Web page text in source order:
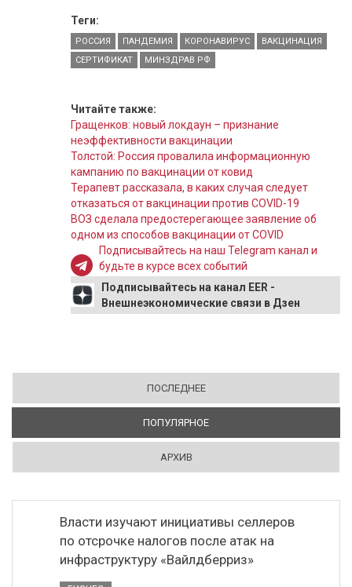
Теги:
РОССИЯ ПАНДЕМИЯ КОРОНАВИРУС
ВАКЦИНАЦИЯ
СЕРТИФИКАТ
МИНЗДРАВ РФ
Читайте также:
Гращенков: новый локдаун – признание
неэффективности вакцинации
Толстой: Россия провалила информационную
кампанию по вакцинации от ковид
Терапевт рассказала, в каких случая следует
отказаться от вакцинации против COVID-19
ВОЗ сделала предостерегающее заявление об
одном из способов вакцинации от COVID
Подписывайтесь на наш Telegram канал и
будьте в курсе всех событий
Подписывайтесь на канал EER -
Внешнеэкономические связи в Дзен
ПОСЛЕДНЕЕ
ПОПУЛЯРНОЕ
АРХИВ
Власти изучают инициативы селлеров
по отсрочке налогов после атак на
инфраструктуру «Вайлдберриз»